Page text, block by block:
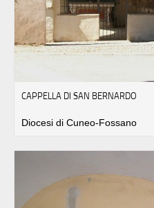
CAPPELLA DI SAN BERNARDO
Diocesi di Cuneo-Fossano